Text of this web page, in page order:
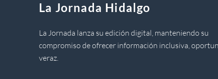
La Jornada Hidalgo
La Jornada lanza su edición digital, manteniendo su
compromiso de ofrecer información inclusiva,
veraz.